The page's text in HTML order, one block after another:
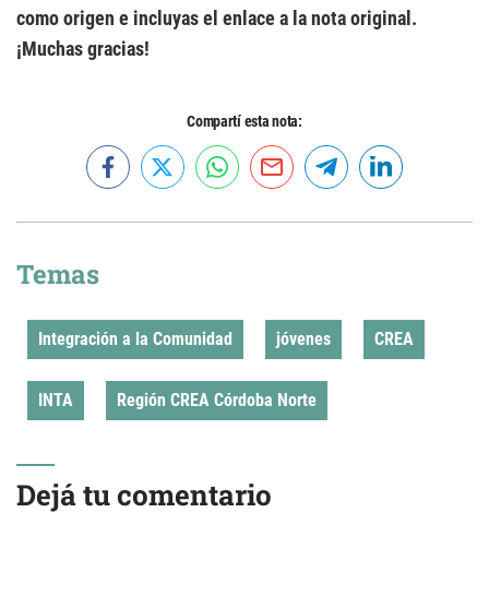
como origen e incluyas el enlace a la nota original.
¡Muchas gracias!
Compartí esta nota:
Temas
Integración a la Comunidad jóvenes CREA
INTA Región CREA Córdoba Norte
Dejá tu comentario